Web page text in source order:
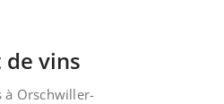
vins
à Orschwiller-